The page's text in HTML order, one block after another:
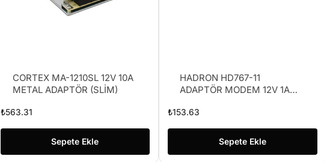
CORTEX MA-1210SL 12V 10A
METAL ADAPTÖR (SLİM)
₺563.31
Sepete Ekle
HADRON HD767-11
ADAPTÖR MODEM 12V 1A
₺153.63
Sepete Ekle